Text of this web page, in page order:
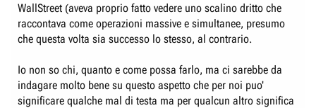
WallStreet (aveva proprio fatto vedere uno scalino dritto che
raccontava come operazioni massive e simultanee, presumo
che questa volta sia successo lo stesso, al contrario.
Io non so chi, quanto e come possa farlo, ma ci sarebbe da
indagare molto bene su questo aspetto che per noi puo'
significare qualche mal di testa ma per qualcun altro significa